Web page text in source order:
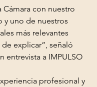
Cámara con nuestro
y uno de nuestros
más relevantes
explicar”, señaló
entrevista a IMPULSO
profesional y